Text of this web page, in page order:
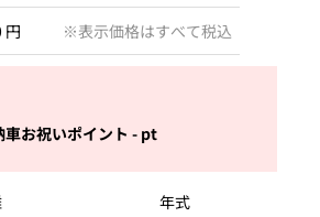
円 ※表示価格はすべて税込
車お祝いポイント - pt
年式